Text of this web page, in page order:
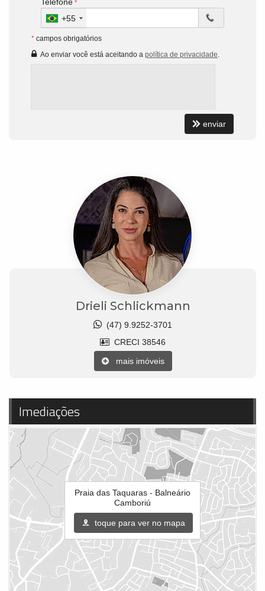
+55
* campos obrigatórios
Ao enviar você está aceitando a política de privacidade
enviar
Drieli Schlickmann
(47) 9.9252-3701
CRECI 38546
mais imóveis
Imediações
Praia das Taquaras - Balneário
Camboriú
toque para ver no mapa